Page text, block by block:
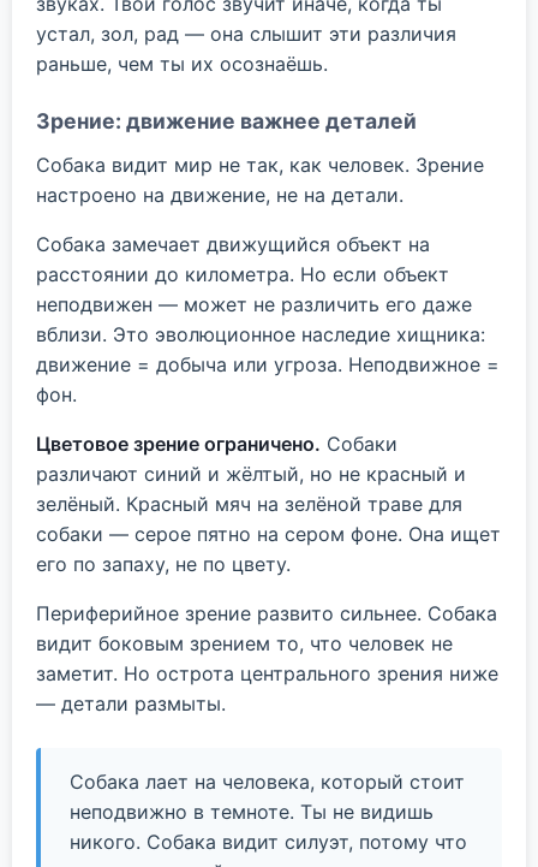
устал, зол, рад — она слышит эти различия
раньше, чем ты их осознаёшь.
Зрение: движение важнее деталей
Собака видит мир не так, как человек. Зрение
настроено на движение, не на детали.
Собака замечает движущийся объект на
расстоянии до километра. Но если объект
неподвижен — может не различить его даже
вблизи. Это эволюционное наследие хищника:
движение = добыча или угроза. Неподвижное =
фон.
Цветовое зрение ограничено. Собаки
различают синий и жёлтый, но не красный и
зелёный. Красный мяч на зелёной траве для
собаки — серое пятно на сером фоне. Она ищет
его по запаху, не по цвету.
Периферийное зрение развито сильнее. Собака
видит боковым зрением то, что человек не
заметит. Но острота центрального зрения ниже
— детали размыты.
Собака лает на человека, который стоит
неподвижно в темноте. Ты не видишь
никого. Собака видит силуэт, потому что